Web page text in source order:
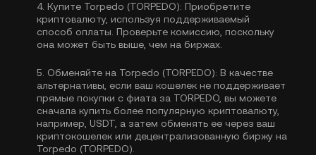
4. Купите Torpedo (TORPEDO): Приобретите
криптовалюту, используя поддерживаемый
способ оплаты. Проверьте комиссию, поскольку
она может быть выше, чем на биржах.
5. Обменяйте на Torpedo (TORPEDO): В качестве
альтернативы, если ваш кошелек не поддерживает
прямые покупки с фиата за TORPEDO, вы можете
сначала купить более популярную криптовалюту,
например, USDT, а затем обменять ее через ваш
криптокошелек или децентрализованную биржу на
Torpedo (TORPEDO).